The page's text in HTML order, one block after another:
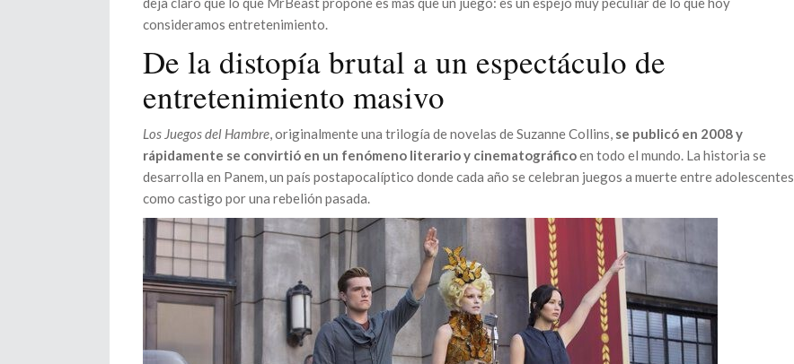
consideramos entretenimiento.
De la distopía brutal a un espectáculo de
entretenimiento masivo
Los Juegos del Hambre, originalmente una trilogía de novelas de Suzanne Collins, se publicó en 2008 y
rápidamente se convirtió en un fenómeno literario y cinematográficoen todo el mundo. La historia se
desarrolla en Panem, un país postapocalíptico donde cada año se celebran juegos a muerte entre adolescentes
como castigo por una rebelión pasada.